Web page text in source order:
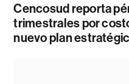
Cencosud reporta
trimestrales por
nuevo plan